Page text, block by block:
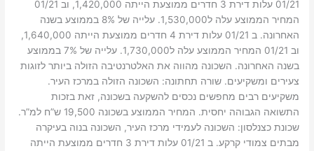
01/21 עלות דירת 3 חדרים ממוצעת הייתה 1,420,000, וב 01/21
המחיר הממוצע עלה ל1,530,000. עלייה של 8% בממוצע בשנה
האחרונה. ב 01/21 עלות דירת 4 חדרים ממוצעת הייתה 1,640,000,
וב 01/21 המחיר הממוצע עלה ל1,730,000. עלייה של 7% בממוצע
בשנה האחרונה. השכונה מהווה את האלטרנטיבה הזולה ביותר לזוגות
צעירים ומשקיעים. שורה תחתונה: השכונה הזולה במרכז העיר.
משקיעים רבים מחפשים נכסים להשקעה בשכונה, זאת בזכות
התשואה הגבוהה יחסית. המחיר הממוצע בשכונה 19,500 ש”ח למ”ר.
שכונת כצנלסון: השכונה לעמידי מרכז העיר, השכונה בנוה בעיקרה
מבתים צמודי קרקע. ב 01/21 עלות דירת 3 חדרים ממוצעת הייתה